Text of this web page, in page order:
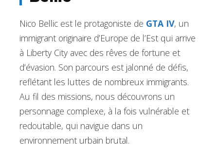
Nico Bellic est le protagoniste de GTA IV, un
immigrant originaire d’Europe de l’Est qui arrive
à Liberty City avec des rêves de fortune et
d’évasion. Son parcours est jalonné de défis,
reflétant les luttes de nombreux immigrants.
Au fil des missions, nous découvrons un
personnage complexe, à la fois vulnérable et
redoutable, qui navigue dans un
environnement urbain brutal.